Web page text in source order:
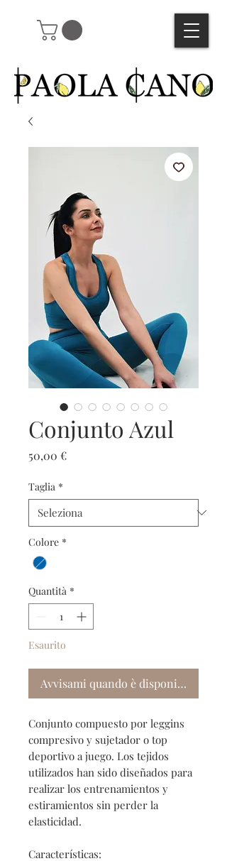
Conjunto Azul
50,00 €Prezzo
Taglia *
Colore *
Quantità *
Esaurito
Avvisami quando è disponibile
Conjunto compuesto por leggins
compresivo y sujetador o top
deportivo a juego. Los tejidos
utilizados han sido diseñados para
realizar los entrenamientos y
estiramientos sin perder la
elasticidad.
Características: